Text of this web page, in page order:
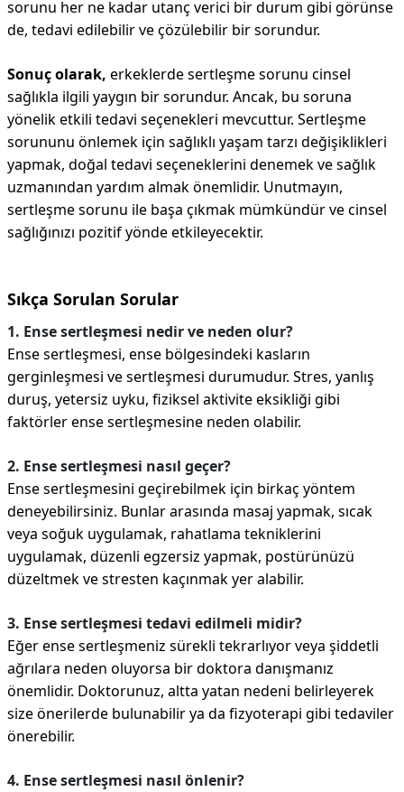
sorunu her ne kadar utanç verici bir durum gibi görünse
de, tedavi edilebilir ve çözülebilir bir sorundur.
Sonuç olarak, erkeklerde sertleşme sorunu cinsel
sağlıkla ilgili yaygın bir sorundur. Ancak, bu soruna
yönelik etkili tedavi seçenekleri mevcuttur. Sertleşme
sorununu önlemek için sağlıklı yaşam tarzı değişiklikleri
yapmak, doğal tedavi seçeneklerini denemek ve sağlık
uzmanından yardım almak önemlidir. Unutmayın,
sertleşme sorunu ile başa çıkmak mümkündür ve cinsel
sağlığınızı pozitif yönde etkileyecektir.
Sıkça Sorulan Sorular
1. Ense sertleşmesi nedir ve neden olur?
Ense sertleşmesi, ense bölgesindeki kasların
gerginleşmesi ve sertleşmesi durumudur. Stres, yanlış
duruş, yetersiz uyku, fiziksel aktivite eksikliği gibi
faktörler ense sertleşmesine neden olabilir.
2. Ense sertleşmesi nasıl geçer?
Ense sertleşmesini geçirebilmek için birkaç yöntem
deneyebilirsiniz. Bunlar arasında masaj yapmak, sıcak
veya soğuk uygulamak, rahatlama tekniklerini
uygulamak, düzenli egzersiz yapmak, postürünüzü
düzeltmek ve stresten kaçınmak yer alabilir.
3. Ense sertleşmesi tedavi edilmeli midir?
Eğer ense sertleşmeniz sürekli tekrarlıyor veya şiddetli
ağrılara neden oluyorsa bir doktora danışmanız
önemlidir. Doktorunuz, altta yatan nedeni belirleyerek
size önerilerde bulunabilir ya da fizyoterapi gibi tedaviler
önerebilir.
4. Ense sertleşmesi nasıl önlenir?